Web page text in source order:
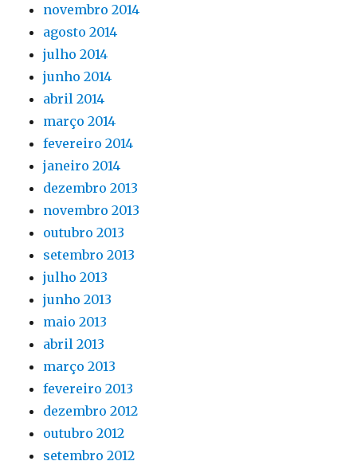
novembro 2014
agosto 2014
julho 2014
junho 2014
abril 2014
março 2014
fevereiro 2014
janeiro 2014
dezembro 2013
novembro 2013
outubro 2013
setembro 2013
julho 2013
junho 2013
maio 2013
abril 2013
março 2013
fevereiro 2013
dezembro 2012
outubro 2012
setembro 2012